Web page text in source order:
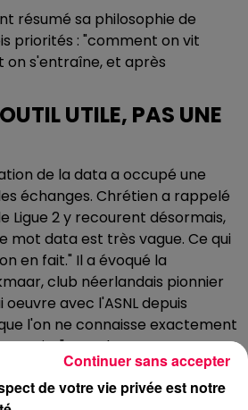
résumé sa philosophie de
priorités : "comment on vit
s'entraîne, et après
UTILE, PAS UNE
de la data a occupé une
échanges. Chrétien a rappelé
Ligue 2 y recourent désormais,
mot data est très vague. Ce qui
en fait." Il a évoqué la
club néerlandais pionnier
avec l'ASNL depuis
l'on ne connaisse exactement
Tanchot, pour sa part, a
entre données
humain : "On reste des hommes
de votre vie privée est notre
Continuer sans accepter